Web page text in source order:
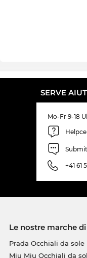
SERVE
Mo-Fr 9-18
+41 61
Le nostre marche
Prada Occhiali da sole
Miu Miu Occhiali da